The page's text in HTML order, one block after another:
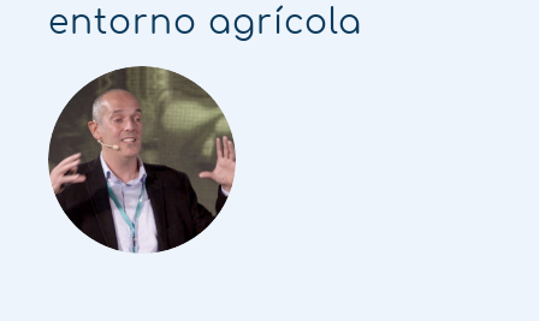
entorno agrícola